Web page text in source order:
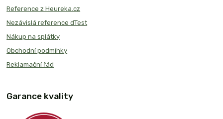
Reference z Heureka.cz
Nezávislá reference dTest
Nákup na splátky
Obchodní podmínky
Reklamační řád
Garance kvality